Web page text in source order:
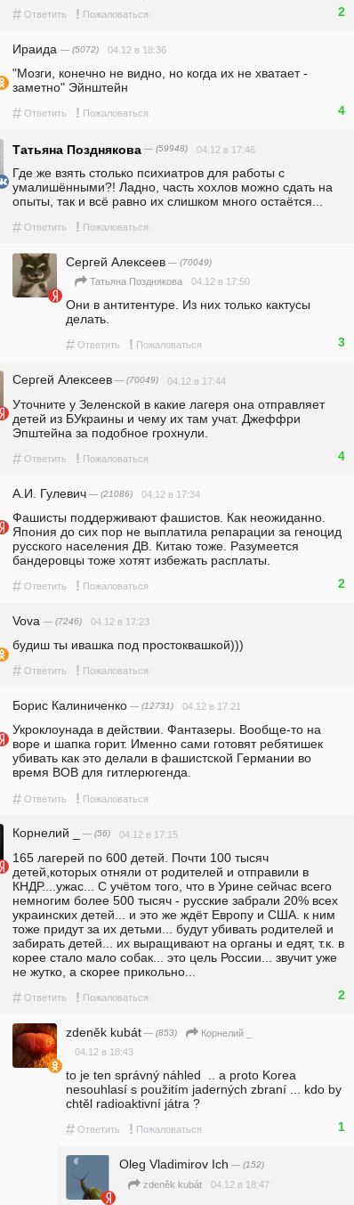
# Ответить ! Пожаловаться 2
Ираида — (5072) 04.12 в 18:36
"Мозги, конечно не видно, но когда их не хватает -
заметно" Эйнштейн
# Ответить ! Пожаловаться 4
Татьяна Позднякова — (59948) 04.12 в 17:46
Где же взять столько психиатров для работы с
умалишёнными?! Ладно, часть хохлов можно сдать на
опыты, так и всё равно их слишком много остаётся...
# Ответить ! Пожаловаться
Сергей Алексеев — (70049)
Татьяна Позднякова 04.12 в 17:50
Они в антитентуре. Из них только кактусы
делать.
# Ответить ! Пожаловаться 3
Сергей Алексеев — (70049) 04.12 в 17:44
Уточните у Зеленской в какие лагеря она отправляет
детей из БУкраины и чему их там учат. Джеффри
Эпштейна за подобное грохнули.
# Ответить ! Пожаловаться 4
А.И. Гулевич — (21086) 04.12 в 17:34
Фашисты поддерживают фашистов. Как неожиданно.
Япония до сих пор не выплатила репарации за геноцид
русского населения ДВ. Китаю тоже. Разумеется
бандеровцы тоже хотят избежать расплаты.
# Ответить ! Пожаловаться 2
Vova — (7246) 04.12 в 17:23
будиш ты ивашка под простоквашкой)))
# Ответить ! Пожаловаться
Борис Калиниченко — (12731) 04.12 в 17:21
Укроклоунада в действии. Фантазеры. Вообще-то на
воре и шапка горит. Именно сами готовят ребятишек
убивать как это делали в фашистской Германии во
время ВОВ для гитлерюгенда.
# Ответить ! Пожаловаться
Корнелий _ — (56) 04.12 в 17:15
165 лагерей по 600 детей. Почти 100 тысяч
детей,которых отняли от родителей и отправили в
КНДР....ужас... С учётом того, что в Урине сейчас всего
немногим более 500 тысяч - русские забрали 20% всех
украинских детей... и это же ждёт Европу и США. к ним
тоже придут за их детьми... будут убивать родителей и
забирать детей... их выращивают на органы и едят, т.к. в
корее стало мало собак... это цель России... звучит уже
не жутко, а скорее прикольно...
# Ответить ! Пожаловаться 2
zdeněk kubát — (853)
Корнелий _
04.12 в 18:43
to je ten správný náhled  .. a proto Korea
nesouhlasí s použitím jaderných zbraní ... kdo by
chtěl radioaktivní játra ?
# Ответить ! Пожаловаться 1
Oleg Vladimirov Ich — (152)
zdeněk kubát 04.12 в 18:47